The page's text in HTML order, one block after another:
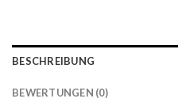
BESCHREIBUNG
BEWERTUNGEN (0)